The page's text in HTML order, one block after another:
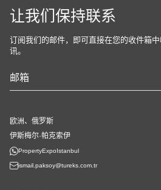
让我们保持联系
订阅我们的邮件，即可直接在您的收件箱
讯。
司
称
*
欧洲、俄罗斯
伊斯梅尔·帕克索伊
PropertyExpoIstanbul
ismail.paksoy@tureks.com.tr